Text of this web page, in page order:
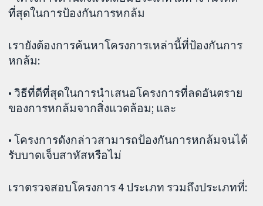
ที่สุดในการป้องกันการหกล้ม
เรายังต้องการค้นหาโครงการเหล่านี้ที่ป้องกันการ
หกล้ม:
• วิธีที่ดีที่สุดในการนำเสนอโครงการที่ลดอันตราย
ของการหกล้มจากสิ่งแวดล้อม; และ
• โครงการดังกล่าวสามารถป้องกันการหกล้มจนได้
รับบาดเจ็บสาหัสหรือไม่
เราตรวจสอบโครงการ 4 ประเภท รวมถึงประเภทที่: